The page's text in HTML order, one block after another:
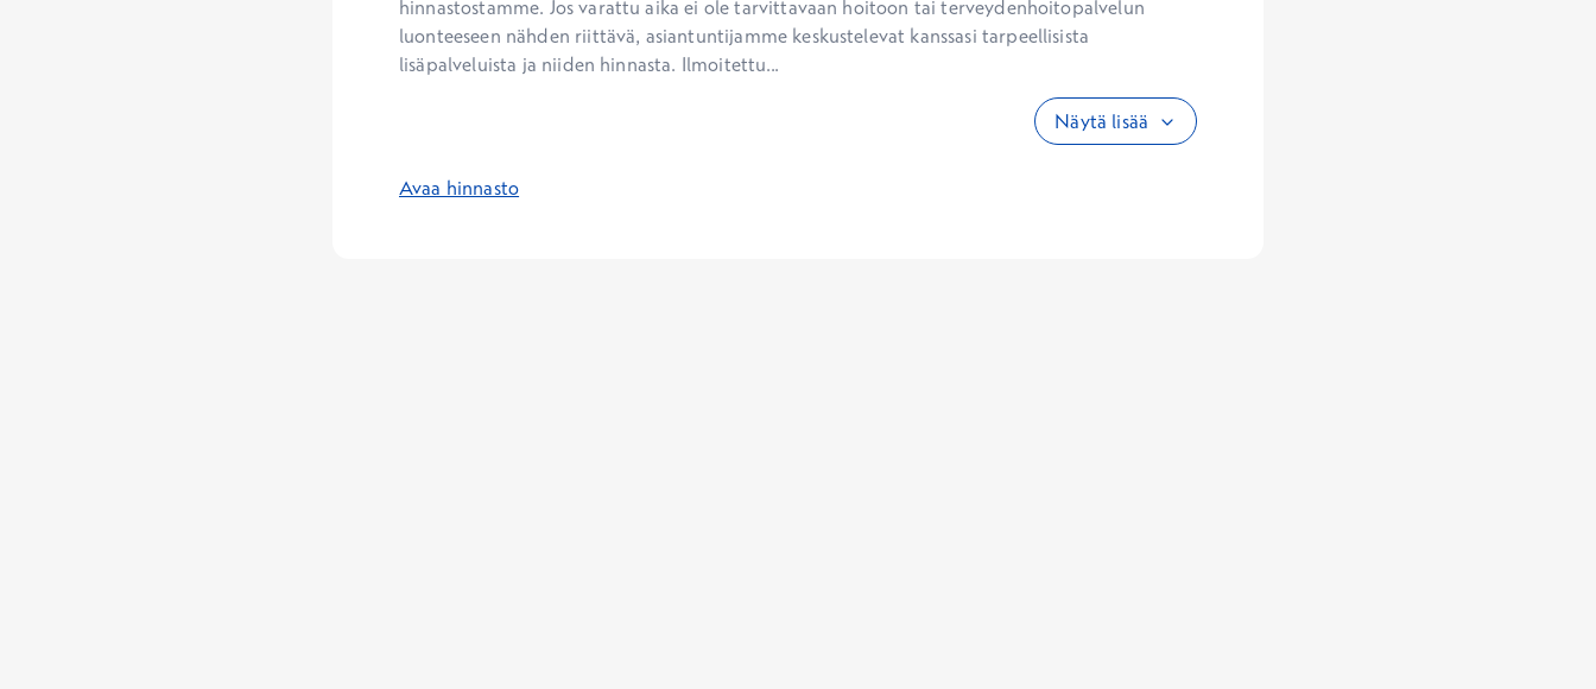
hinnastostamme. Jos varattu aika ei ole tarvittavaan hoitoon tai terveydenhoitopalvelun
luonteeseen nähden riittävä, asiantuntijamme keskustelevat kanssasi tarpeellisista
lisäpalveluista ja niiden hinnasta. Ilmoitettu...
Näytä lisää
Avaa hinnasto